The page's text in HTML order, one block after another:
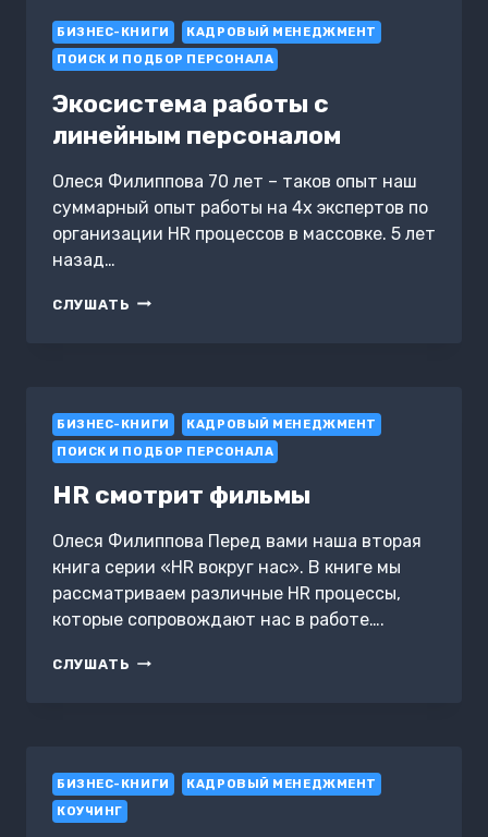
БИЗНЕС-КНИГИ
КАДРОВЫЙ МЕНЕДЖМЕНТ
ПОИСК И ПОДБОР ПЕРСОНАЛА
Экосистема работы с
линейным персоналом
Олеся Филиппова 70 лет – таков опыт наш
суммарный опыт работы на 4х экспертов по
организации HR процессов в массовке. 5 лет
назад…
СЛУШАТЬ ЭКОСИСТЕМА
БИЗНЕС-КНИГИ
КАДРОВЫЙ МЕНЕДЖМЕНТ
ПОИСК И ПОДБОР ПЕРСОНАЛА
HR смотрит фильмы
Олеся Филиппова Перед вами наша вторая
книга серии «HR вокруг нас». В книге мы
рассматриваем различные HR процессы,
которые сопровождают нас в работе….
СЛУШАТЬ HR
БИЗНЕС-КНИГИ
КАДРОВЫЙ МЕНЕДЖМЕНТ
КОУЧИНГ